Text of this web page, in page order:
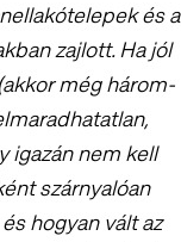
és a
zajlott. Ha jól
még három-
igazán nem kell
szárnyalóan
hogyan vált az